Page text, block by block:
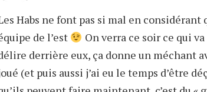
Habs ne font pas si mal en
de l’est
On verra ce soir ce qui
derrière eux, ça donne un méchant
(et puis aussi j’ai eu le temps d’être